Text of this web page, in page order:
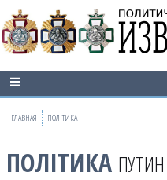
ГЛАВНАЯ ПОЛІТИКА
ПОЛІТИКА